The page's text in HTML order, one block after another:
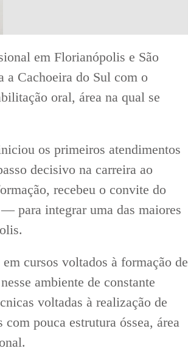
em Florianópolis e São
a Cachoeira do Sul com o
oral, área na qual se
os primeiros atendimentos
decisivo na carreira ao
recebeu o convite do
para integrar uma das maiores
cursos voltados à formação de
ambiente de constante
voltadas à realização de
pouca estrutura óssea, área